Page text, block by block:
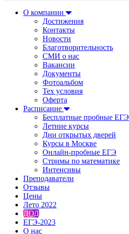
О компании
Достижения
Контакты
Новости
Благотворительность
СМИ о нас
Вакансии
Документы
Фотоальбом
Тех условия
Оферта
Расписание
Бесплатные пробные ЕГЭ
Летние курсы
Дни открытых дверей
Курсы в Москве
Онлайн-пробные ЕГЭ
Стримы по математике
Интенсивы
Преподаватели
Отзывы
Цены
Лето 2022
ДОД
ЕГЭ-2023
О нас